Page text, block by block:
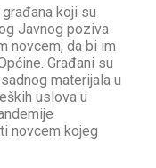
koji su
Javnog poziva
novcem, da bi im
Građani su
materijala u
uslova u
novcem kojeg